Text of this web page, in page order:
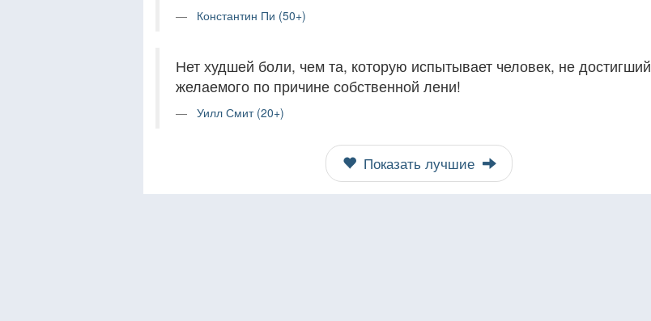
Константин Пи (50+)
Нет худшей боли, чем та, которую испытывает человек, не достигший
желаемого по причине собственной лени!
Уилл Смит (20+)
Показать лучшие